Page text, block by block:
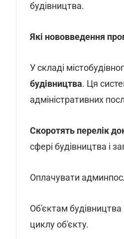
будівництва.
Які нововведення
У складі
будівництва. Ця
адміністративних
Скоротять перелік
сфері будівництва і
Оплачувати
Об'єктам будівництва
циклу об'єкту.